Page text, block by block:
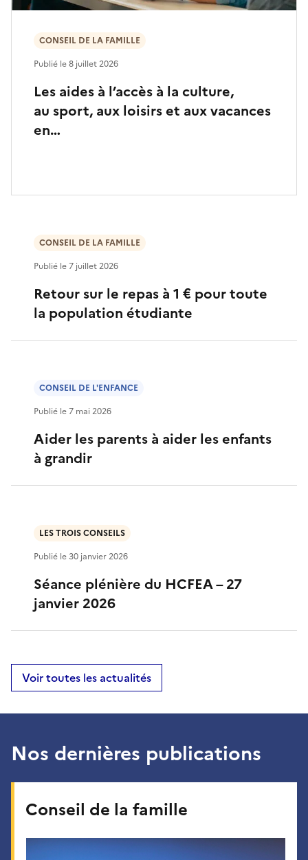
Les aides à l’accès à la culture,
au sport, aux loisirs et aux vacances
en…
CONSEIL DE LA FAMILLE
Publié le8 juillet 2026
Retour sur le repas à 1 € pour toute
la population étudiante
CONSEIL DE LA FAMILLE
Publié le7 juillet 2026
Aider les parents à aider les enfants
à grandir
CONSEIL DE L'ENFANCE
Publié le7 mai 2026
Séance plénière du HCFEA – 27
janvier 2026
LES TROIS CONSEILS
Publié le30 janvier 2026
Voir toutes les actualités
Nos dernières publications
Conseil de la famille